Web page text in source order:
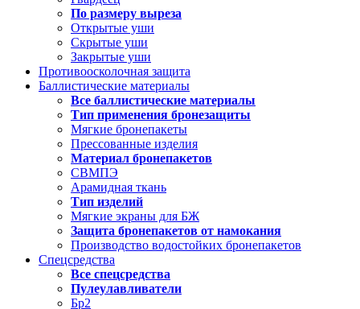
По размеру выреза
Открытые уши
Скрытые уши
Закрытые уши
Противоосколочная защита
Баллистические материалы
Все баллистические материалы
Тип применения бронезащиты
Мягкие бронепакеты
Прессованные изделия
Материал бронепакетов
СВМПЭ
Арамидная ткань
Тип изделий
Мягкие экраны для БЖ
Защита бронепакетов от намокания
Производство водостойких бронепакетов
Спецсредства
Все спецсредства
Пулеулавливатели
Бр2